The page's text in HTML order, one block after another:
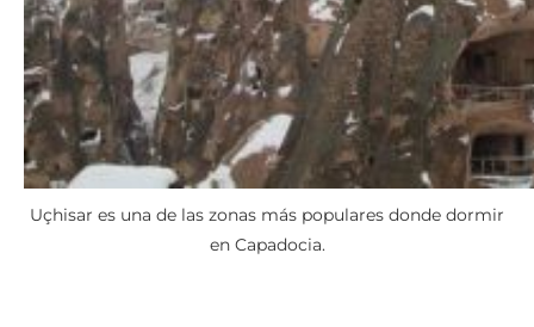
Uçhisar es una de las zonas más populares donde dormir
en Capadocia.